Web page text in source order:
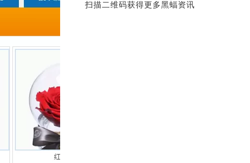
扫描二维码获得更多黑蝠资讯